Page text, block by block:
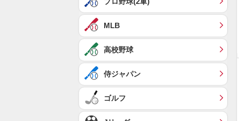
MLB
高校野球
侍ジャパン
ゴルフ